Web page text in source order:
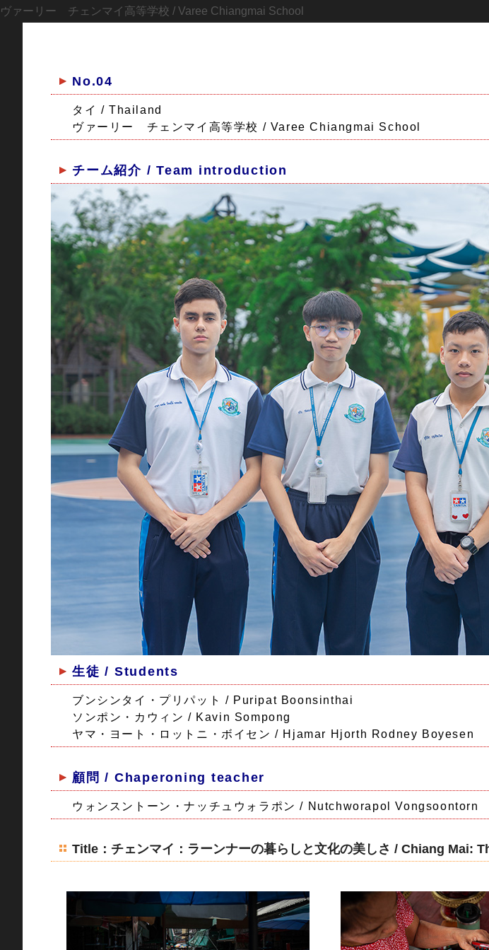
ヴァーリー チェンマイ高等学校 / Varee Chiangmai School
No.04
タイ / Thailand
ヴァーリー チェンマイ高等学校 / Varee Chiangmai School
チーム紹介 / Team introduction
生徒 / Students
ブンシンタイ・プリパット / Puripat Boonsinthai
ソンポン・カウィン / Kavin Sompong
ヤマ・ヨート・ロットニ・ボイセン / Hjamar Hjorth Rodney Boyesen
顧問 / Chaperoning teacher
ウォンスントーン・ナッチュウォラポン / Nutchworapol Vongsoontorn
Title：チェンマイ：ラーンナーの暮らしと文化の美しさ / Chiang Mai: